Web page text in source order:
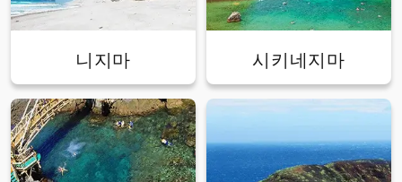
니지마 시키네지마